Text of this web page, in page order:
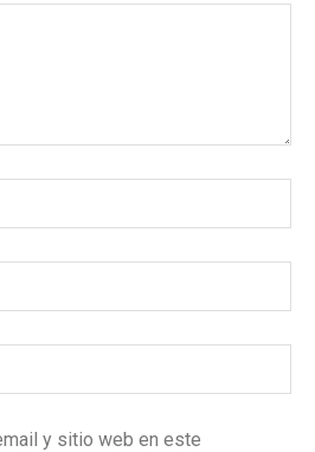
y sitio web en este